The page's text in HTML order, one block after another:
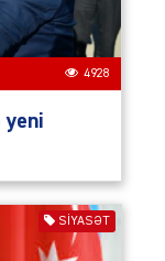
4928
SIYASƏT